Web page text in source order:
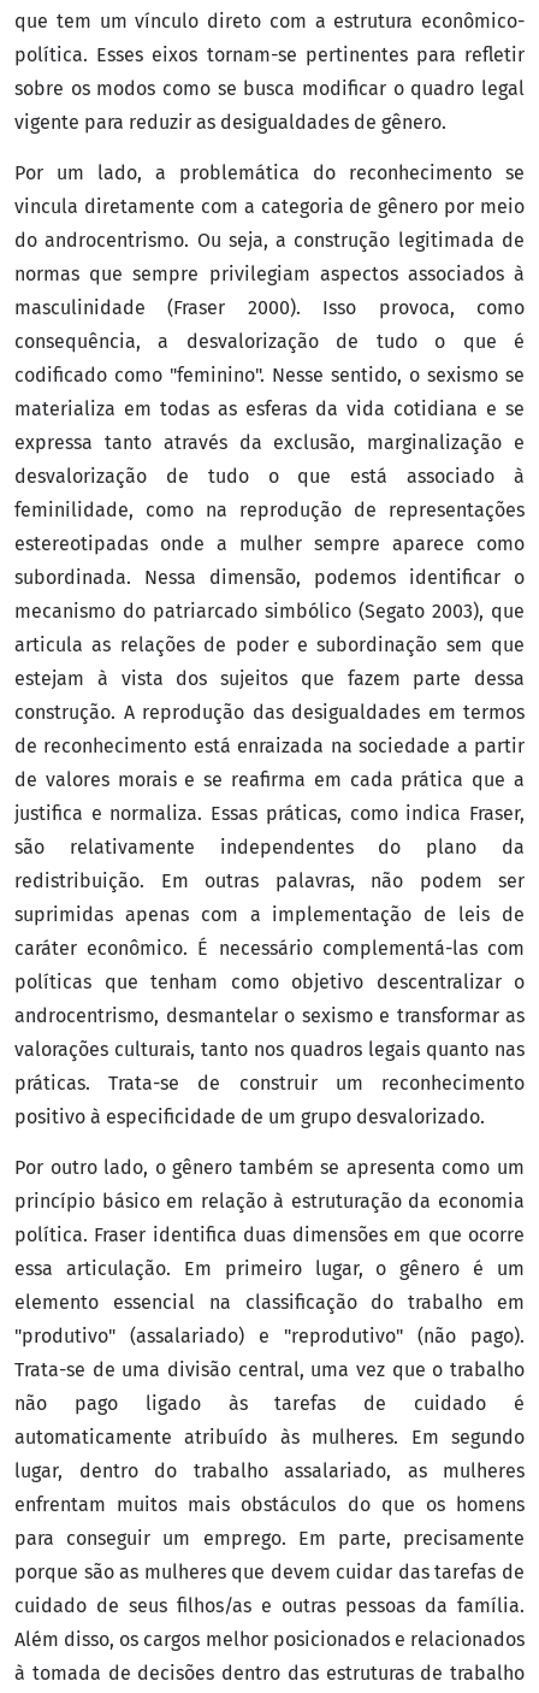
que tem um vínculo direto com a estrutura econômico-
política. Esses eixos tornam-se pertinentes para refletir
sobre os modos como se busca modificar o quadro legal
vigente para reduzir as desigualdades de gênero.
Por um lado, a problemática do reconhecimento se
vincula diretamente com a categoria de gênero por meio
do androcentrismo. Ou seja, a construção legitimada de
normas que sempre privilegiam aspectos associados à
masculinidade (Fraser 2000). Isso provoca, como
consequência, a desvalorização de tudo o que é
codificado como "feminino". Nesse sentido, o sexismo se
materializa em todas as esferas da vida cotidiana e se
expressa tanto através da exclusão, marginalização e
desvalorização de tudo o que está associado à
feminilidade, como na reprodução de representações
estereotipadas onde a mulher sempre aparece como
subordinada. Nessa dimensão, podemos identificar o
mecanismo do patriarcado simbólico (Segato 2003), que
articula as relações de poder e subordinação sem que
estejam à vista dos sujeitos que fazem parte dessa
construção. A reprodução das desigualdades em termos
de reconhecimento está enraizada na sociedade a partir
de valores morais e se reafirma em cada prática que a
justifica e normaliza. Essas práticas, como indica Fraser,
são relativamente independentes do plano da
redistribuição. Em outras palavras, não podem ser
suprimidas apenas com a implementação de leis de
caráter econômico. É necessário complementá-las com
políticas que tenham como objetivo descentralizar o
androcentrismo, desmantelar o sexismo e transformar as
valorações culturais, tanto nos quadros legais quanto nas
práticas. Trata-se de construir um reconhecimento
positivo à especificidade de um grupo desvalorizado.
Por outro lado, o gênero também se apresenta como um
princípio básico em relação à estruturação da economia
política. Fraser identifica duas dimensões em que ocorre
essa articulação. Em primeiro lugar, o gênero é um
elemento essencial na classificação do trabalho em
"produtivo" (assalariado) e "reprodutivo" (não pago).
Trata-se de uma divisão central, uma vez que o trabalho
não pago ligado às tarefas de cuidado é
automaticamente atribuído às mulheres. Em segundo
lugar, dentro do trabalho assalariado, as mulheres
enfrentam muitos mais obstáculos do que os homens
para conseguir um emprego. Em parte, precisamente
porque são as mulheres que devem cuidar das tarefas de
cuidado de seus filhos/as e outras pessoas da família.
Além disso, os cargos melhor posicionados e relacionados
à tomada de decisões dentro das estruturas de trabalho